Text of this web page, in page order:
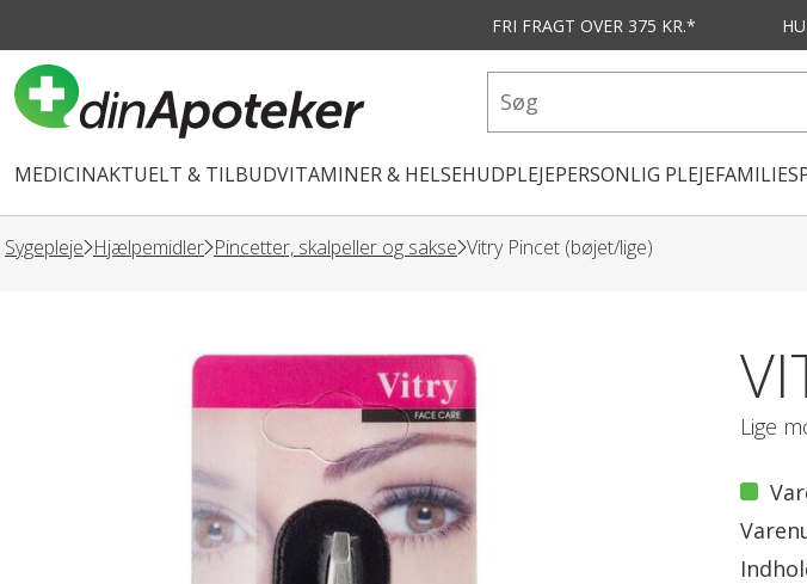
FRI FRAGT OVER 375 KR.*
MEDICINAKTUELT & TILBUDVITAMINER & HELSEHUDPLEJEPERSONLIG PLEJEFAMILIE
Sygepleje Hjælpemidler Pincetter, skalpeller og sakse Vitry Pincet (bøjet/lige)
Lige